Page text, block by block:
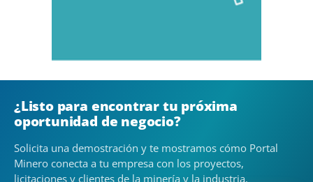
¿Listo para encontrar tu próxima
oportunidad de negocio?
Solicita una demostración y te mostramos cómo Portal
Minero conecta a tu empresa con los proyectos,
licitaciones y clientes de la minería y la industria.